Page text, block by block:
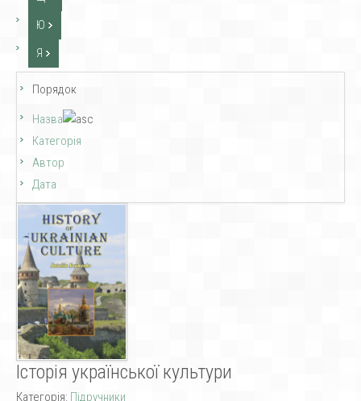
Ю
Я
Порядок
Назва
Категорія
Автор
Дата
Історія української культури
Категорія: Підручники